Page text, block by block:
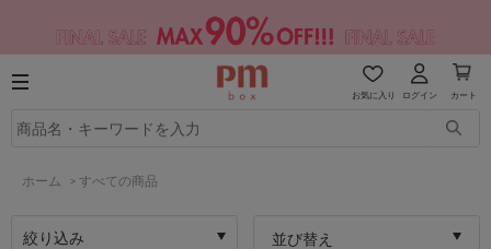
お気に入り ログイン カート
ホーム > すべての商品
絞り込み 並び替え